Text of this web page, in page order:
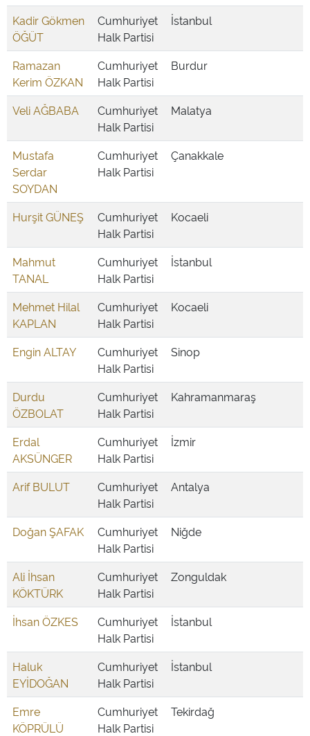
Kadir Gökmen
ÖĞÜT
Cumhuriyet
Halk Partisi
İstanbul
Ramazan
Kerim ÖZKAN
Cumhuriyet
Halk Partisi
Burdur
Veli AĞBABA
Cumhuriyet
Halk Partisi
Malatya
Mustafa
Serdar
SOYDAN
Cumhuriyet
Halk Partisi
Çanakkale
Hurşit GÜNEŞ
Cumhuriyet
Halk Partisi
Kocaeli
Mahmut
TANAL
Cumhuriyet
Halk Partisi
İstanbul
Mehmet Hilal
KAPLAN
Cumhuriyet
Halk Partisi
Kocaeli
Engin ALTAY
Cumhuriyet
Halk Partisi
Sinop
Durdu
ÖZBOLAT
Cumhuriyet
Halk Partisi
Kahramanmaraş
Erdal
AKSÜNGER
Cumhuriyet
Halk Partisi
İzmir
Arif BULUT
Cumhuriyet
Halk Partisi
Antalya
Doğan ŞAFAK
Cumhuriyet
Halk Partisi
Niğde
Ali İhsan
KÖKTÜRK
Cumhuriyet
Halk Partisi
Zonguldak
İhsan ÖZKES
Cumhuriyet
Halk Partisi
İstanbul
Haluk
EYİDOĞAN
Cumhuriyet
Halk Partisi
İstanbul
Emre
KÖPRÜLÜ
Cumhuriyet
Halk Partisi
Tekirdağ